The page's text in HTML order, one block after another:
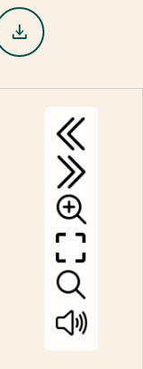
download